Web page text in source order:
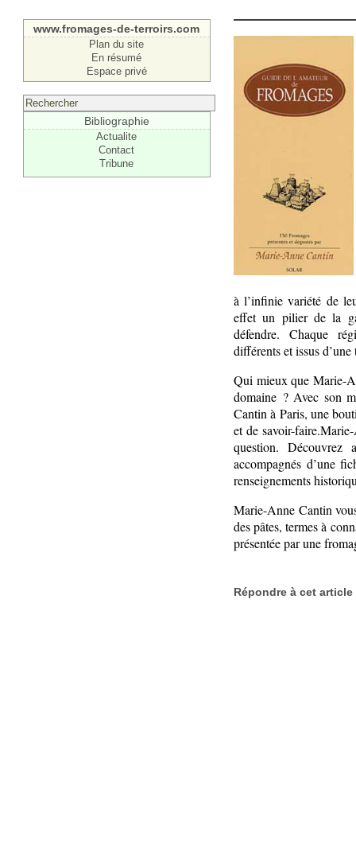
www.fromages-de-terroirs.com
Plan du site
En résumé
Espace privé
Bibliographie
Actualite
Contact
Tribune
à l’infinie variété de
effet un pilier de la
défendre. Chaque
différents et issus
Qui mieux que Marie-
domaine ? Avec son
Cantin à Paris, une
et de savoir-
question. Découvrez
accompagnés d’une
renseignements
Marie-Anne Cantin
des pâtes, termes à
présentée par une
Répondre à cet article